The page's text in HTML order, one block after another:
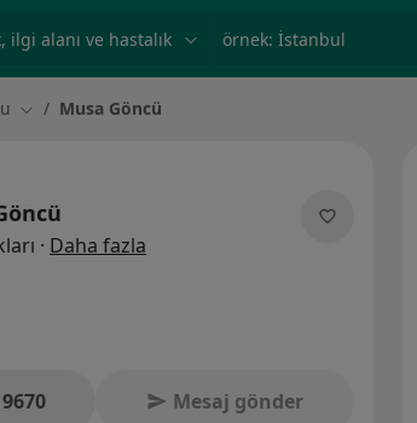
örnek: İstanbul
Şehir değiştir
Musa Göncü
· Daha fazla
Mesaj gönder